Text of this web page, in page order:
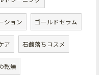
ション ゴールドセラム
ア 石鹸落ちコスメ
乾燥